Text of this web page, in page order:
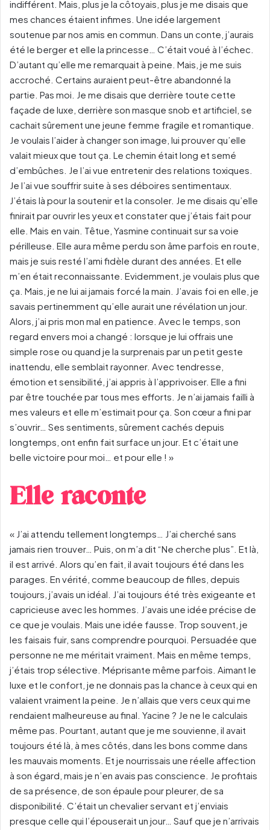
indifférent. Mais, plus je la côtoyais, plus je me disais que
mes chances étaient infimes. Une idée largement
soutenue par nos amis en commun. Dans un conte, j’aurais
été le berger et elle la princesse… C’était voué à l’échec.
D’autant qu’elle me remarquait à peine. Mais, je me suis
accroché. Certains auraient peut-être abandonné la
partie. Pas moi. Je me disais que derrière toute cette
façade de luxe, derrière son masque snob et artificiel, se
cachait sûrement une jeune femme fragile et romantique.
Je voulais l’aider à changer son image, lui prouver qu’elle
valait mieux que tout ça. Le chemin était long et semé
d’embûches. Je l’ai vue entretenir des relations toxiques.
Je l’ai vue souffrir suite à ses déboires sentimentaux.
J’étais là pour la soutenir et la consoler. Je me disais qu’elle
finirait par ouvrir les yeux et constater que j’étais fait pour
elle. Mais en vain. Têtue, Yasmine continuait sur sa voie
périlleuse. Elle aura même perdu son âme parfois en route,
mais je suis resté l’ami fidèle durant des années. Et elle
m’en était reconnaissante. Evidemment, je voulais plus que
ça. Mais, je ne lui ai jamais forcé la main. J’avais foi en elle, je
savais pertinemment qu’elle aurait une révélation un jour.
Alors, j’ai pris mon mal en patience. Avec le temps, son
regard envers moi a changé : lorsque je lui offrais une
simple rose ou quand je la surprenais par un petit geste
inattendu, elle semblait rayonner. Avec tendresse,
émotion et sensibilité, j’ai appris à l’apprivoiser. Elle a fini
par être touchée par tous mes efforts. Je n’ai jamais failli à
mes valeurs et elle m’estimait pour ça. Son cœur a fini par
s’ouvrir… Ses sentiments, sûrement cachés depuis
longtemps, ont enfin fait surface un jour. Et c’était une
belle victoire pour moi… et pour elle ! »
Elle raconte
« J’ai attendu tellement longtemps… J’ai cherché sans
jamais rien trouver… Puis, on m’a dit “Ne cherche plus”. Et là,
il est arrivé. Alors qu’en fait, il avait toujours été dans les
parages. En vérité, comme beaucoup de filles, depuis
toujours, j’avais un idéal. J’ai toujours été très exigeante et
capricieuse avec les hommes. J’avais une idée précise de
ce que je voulais. Mais une idée fausse. Trop souvent, je
les faisais fuir, sans comprendre pourquoi. Persuadée que
personne ne me méritait vraiment. Mais en même temps,
j’étais trop sélective. Méprisante même parfois. Aimant le
luxe et le confort, je ne donnais pas la chance à ceux qui en
valaient vraiment la peine. Je n’allais que vers ceux qui me
rendaient malheureuse au final. Yacine ? Je ne le calculais
même pas. Pourtant, autant que je me souvienne, il avait
toujours été là, à mes côtés, dans les bons comme dans
les mauvais moments. Et je nourrissais une réelle affection
à son égard, mais je n’en avais pas conscience. Je profitais
de sa présence, de son épaule pour pleurer, de sa
disponibilité. C’était un chevalier servant et j’enviais
presque celle qui l’épouserait un jour… Sauf que je n’arrivais